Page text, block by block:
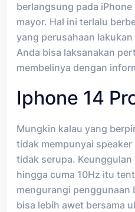
berlangsung pada
mayor. Hal ini terlalu
yang perusahaan
Anda bisa laksanakan
membelinya dengan
Iphone 14
Mungkin kalau yang
tidak mempunyai
tidak serupa.
hingga cuma 10Hz itu
mengurangi penggunaan
bisa lebih awet bersama